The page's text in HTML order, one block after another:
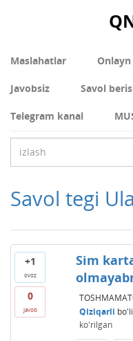
Maslahatlar
Javobsiz Savol
Telegram kanal
Savol tegi
+1
ovoz
0
javob
Sim
Qiziqarli
ko'rilgan